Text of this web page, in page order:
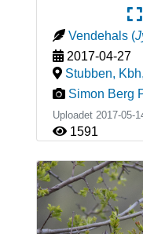
Vendehals (
2017-04-27
Stubben, Kbh,
Simon Berg
Uploadet 2017-05-
1591